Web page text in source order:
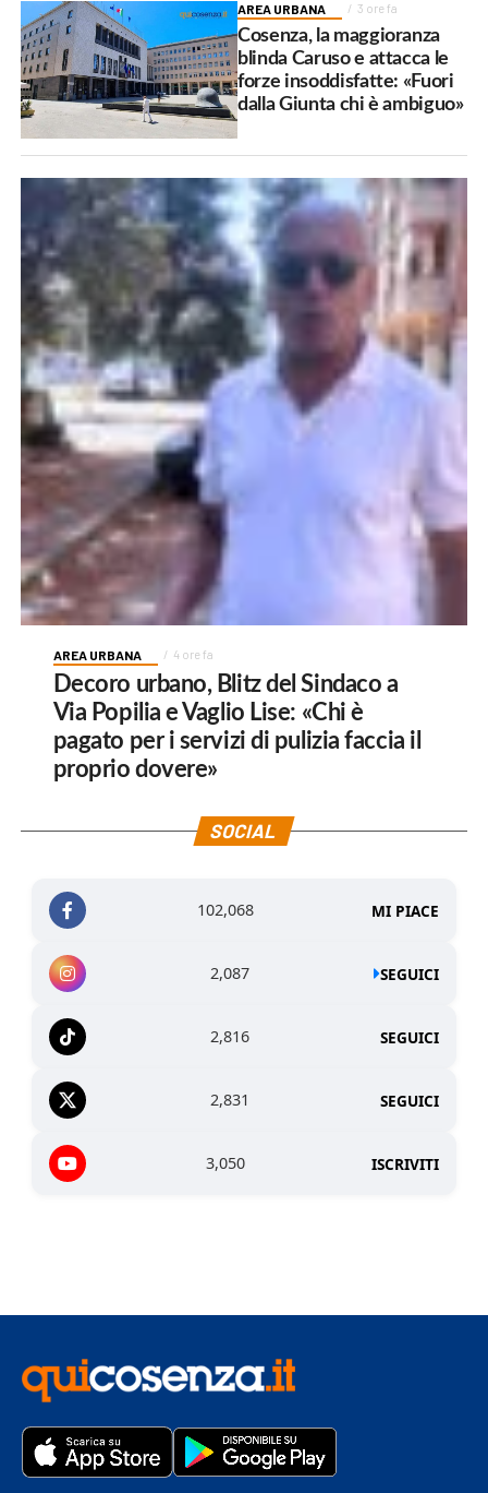
AREA URBANA 3 ore fa
Cosenza, la maggioranza
blinda Caruso e attacca le
forze insoddisfatte: «Fuori
dalla Giunta chi è ambiguo»
AREA URBANA 4 ore fa
Decoro urbano, Blitz del Sindaco a
Via Popilia e Vaglio Lise: «Chi è
pagato per i servizi di pulizia faccia il
proprio dovere»
SOCIAL
102,068 MI PIACE
2,087 SEGUICI
2,816 SEGUICI
2,831 SEGUICI
3,050 ISCRIVITI